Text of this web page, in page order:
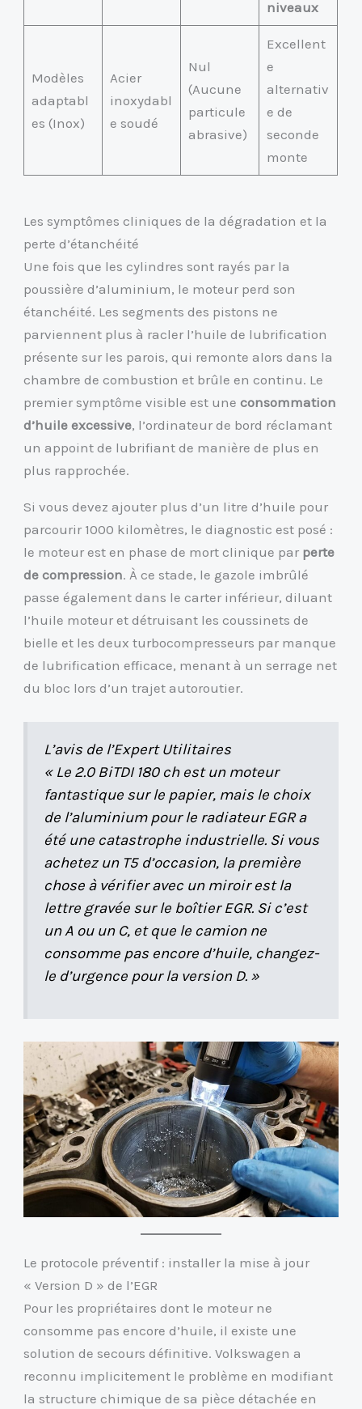
niveaux
Modèles
adaptabl
es (Inox)
Acier
inoxydabl
e soudé
Nul
(Aucune
particule
abrasive)
Excellent
e
alternativ
e de
seconde
monte
Les symptômes cliniques de la dégradation et la
perte d’étanchéité
Une fois que les cylindres sont rayés par la
poussière d’aluminium, le moteur perd son
étanchéité. Les segments des pistons ne
parviennent plus à racler l’huile de lubrification
présente sur les parois, qui remonte alors dans la
chambre de combustion et brûle en continu. Le
premier symptôme visible est uneconsommation
d’huile excessive, l’ordinateur de bord réclamant
un appoint de lubrifiant de manière de plus en
plus rapprochée.
Si vous devez ajouter plus d’un litre d’huile pour
parcourir 1000 kilomètres, le diagnostic est posé :
le moteur est en phase de mort clinique par perte
de compression. À ce stade, le gazole imbrûlé
passe également dans le carter inférieur, diluant
l’huile moteur et détruisant les coussinets de
bielle et les deux turbocompresseurs par manque
de lubrification efficace, menant à un serrage net
du bloc lors d’un trajet autoroutier.
L’avis de l’Expert Utilitaires
« Le 2.0 BiTDI 180 ch est un moteur
fantastique sur le papier, mais le choix
de l’aluminium pour le radiateur EGR a
été une catastrophe industrielle. Si vous
achetez un T5 d’occasion, la première
chose à vérifier avec un miroir est la
lettre gravée sur le boîtier EGR. Si c’est
un A ou un C, et que le camion ne
consomme pas encore d’huile, changez-
le d’urgence pour la version D. »
Le protocole préventif : installer la mise à jour
« Version D » de l’EGR
Pour les propriétaires dont le moteur ne
consomme pas encore d’huile, il existe une
solution de secours définitive. Volkswagen a
reconnu implicitement le problème en modifiant
la structure chimique de sa pièce détachée en